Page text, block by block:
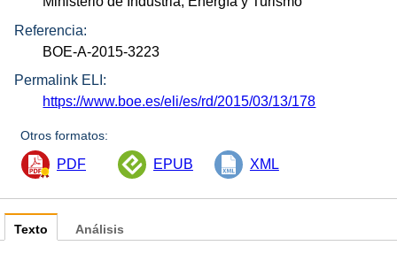
Referencia:
BOE-A-2015-3223
Permalink ELI:
https://www.boe.es/eli/es/rd/2015/03/13/178
Otros formatos:
PDF EPUB XML
Texto Análisis